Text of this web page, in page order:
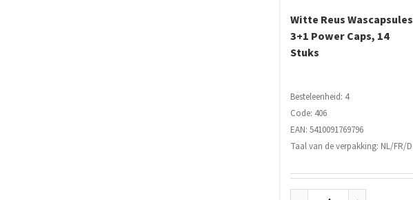
Witte Reus Wascapsules
3+1 Power Caps, 14
Stuks
Besteleenheid: 4
Code: 406
EAN: 5410091769796
Taal van de verpakking: NL/FR/D